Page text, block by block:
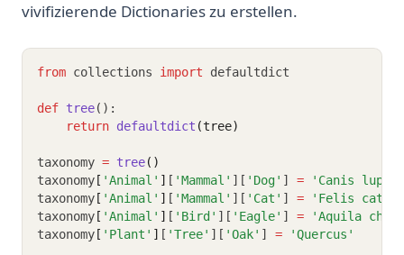
vivifizierende Dictionaries zu erstellen.
from collections import defaultdict
def tree():
return defaultdict (tree)
taxonomy = tree()
taxonomy [ 'Animal' ] [ 'Mammal' ][ 'Dog' ] =
'Canis
taxonomy [ 'Animal' ] [ 'Mammal' ][ 'Cat' ] =
'Felis catus'
taxonomy [ 'Animal' ] [ 'Bird' ][ 'Eagle' ] =
'Aquila
taxonomy [ 'Plant' ] [ 'Tree' ][ 'Oak' ] = 'Quercus'